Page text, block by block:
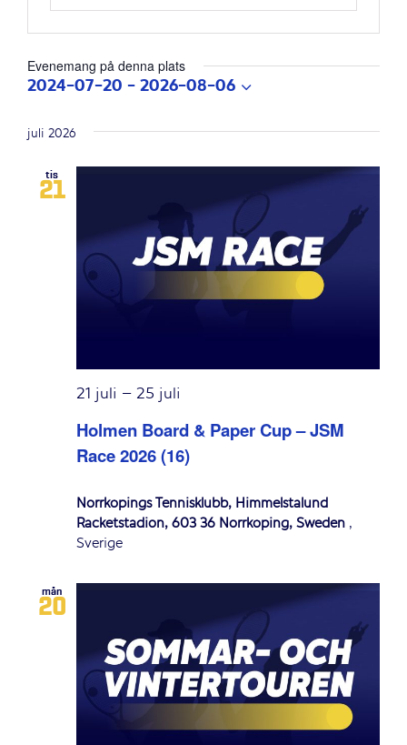
Evenemang på denna plats
2024-07-20 - 2026-08-06
datum.
juli 2026
tis
21
Holmen Board & Paper Cup – JSM
Race 2026 (16)
21 juli – 25 juli
Norrköpings Tennisklubb, Himmelstalund
Racketstadion, 603 36 Norrköping, Sweden ,
Sverige
mån
20